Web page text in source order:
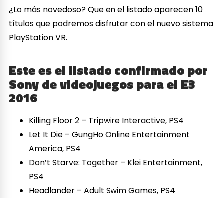
¿Lo más novedoso? Que en el listado aparecen 10
títulos que podremos disfrutar con el nuevo sistema
PlayStation VR.
Este es el listado confirmado por
Sony de videojuegos para el E3
2016
Killing Floor 2 – Tripwire Interactive, PS4
Let It Die – GungHo Online Entertainment
America, PS4
Don’t Starve: Together – Klei Entertainment,
PS4
Headlander – Adult Swim Games, PS4